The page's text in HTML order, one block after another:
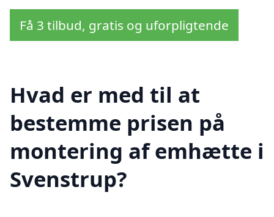
Få 3 tilbud, gratis og uforpligtende
Hvad er med til at
bestemme prisen på
montering af emhætte i
Svenstrup?